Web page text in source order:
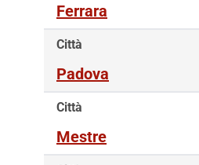
Ferrara
Città
Padova
Città
Mestre